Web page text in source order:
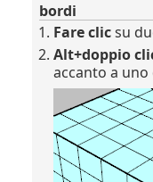
bordi
Fare clicsu
Alt+doppio
accanto a